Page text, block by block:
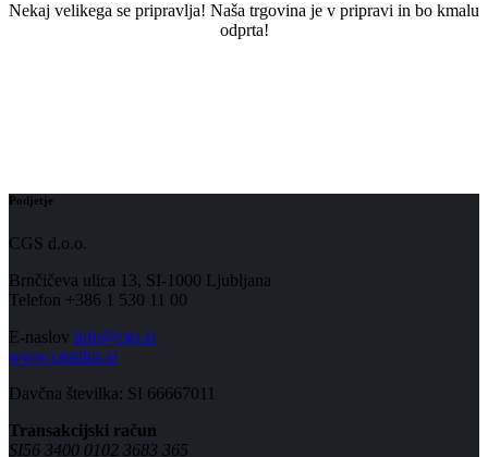
Nekaj ​​velikega se pripravlja! Naša trgovina je v pripravi in ​​bo kmalu
odprta!
Podjetje
CGS d.o.o.
Brnčičeva ulica 13, SI-1000 Ljubljana
Telefon +386 1 530 11 00
E-naslov info@cgs.si
www.cgsplus.si
Davčna številka: SI 66667011
Transakcijski račun
SI56 3400 0102 3683 365